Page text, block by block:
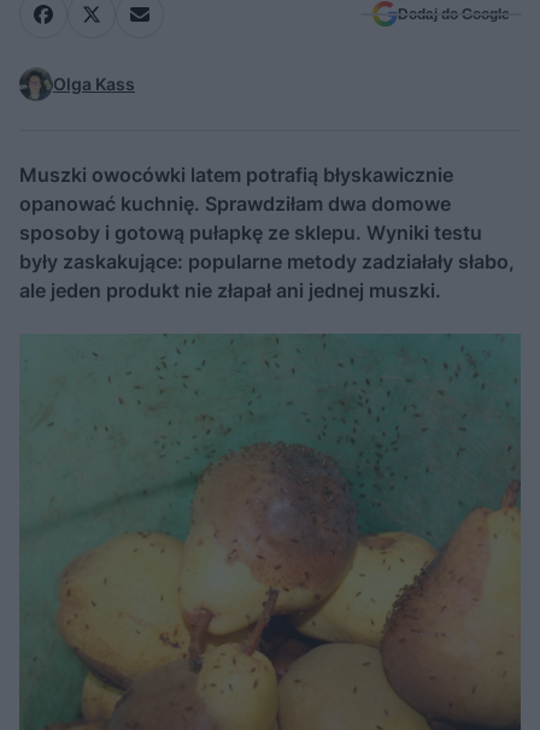
Dodaj do Google
Olga Kass
Muszki owocówki latem potrafią błyskawicznie
opanować kuchnię. Sprawdziłam dwa domowe
sposoby i gotową pułapkę ze sklepu. Wyniki testu
były zaskakujące: popularne metody zadziałały słabo,
ale jeden produkt nie złapał ani jednej muszki.